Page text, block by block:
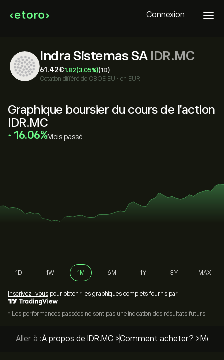
Connexion
Indra Sistemas SA IDR.MC
61.42‎€‎1.82(3.05%)(1D)
Cotation différé de CBOE EU • en EUR
Graphique boursier du cours de l'action
IDR.MC
‎16.06‎ Mois passé
1D 1W 1M 6M 1Y 3Y MAX
Inscrivez-vous pour obtenir les graphiques complets fournis par
* Les performances passées ne sont pas une indication des résultats futurs.
Aller à :À propos de IDR.MC >Comment acheter? >